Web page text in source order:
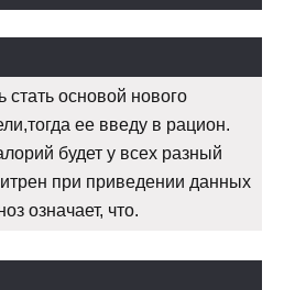
стать основой нового
ее введу в рацион.
будет у всех разный
при приведении данных
означает, что.